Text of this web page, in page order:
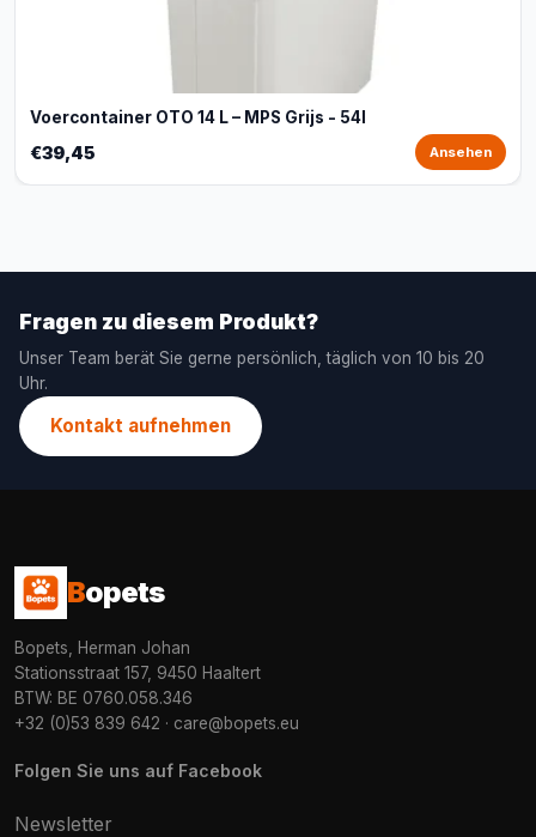
Voercontainer OTO 14 L – MPS Grijs - 54l
€39,45 Ansehen
Fragen zu diesem Produkt?
Unser Team berät Sie gerne persönlich, täglich von 10 bis 20
Uhr.
Kontakt aufnehmen
Bopets
Bopets, Herman Johan
Stationsstraat 157, 9450 Haaltert
BTW: BE 0760.058.346
+32 (0)53 839 642 · care@bopets.eu
Folgen Sie uns auf Facebook
Newsletter